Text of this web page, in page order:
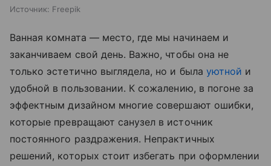
Источник: Freepik
Ванная комната — место, где мы начинаем и
заканчиваем свой день. Важно, чтобы она не
только эстетично выглядела, но и была уютной и
удобной в пользовании. К сожалению, в погоне за
эффектным дизайном многие совершают ошибки,
которые превращают санузел в источник
постоянного раздражения. Непрактичных
решений, которых стоит избегать при оформлении